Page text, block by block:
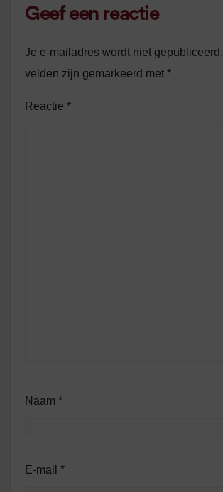
Geef een reactie
Je e-mailadres wordt niet gepubliceerd.
velden zijn gemarkeerd met *
Reactie *
Naam *
E-mail *